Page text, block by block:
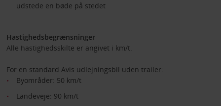
udstede en bøde på stedet
Hastighedsbegrænsninger
Alle hastighedsskilte er angivet i km/t.
For en standard Avis udlejningsbil uden trailer:
Byområder: 50 km/t
Landeveje: 90 km/t